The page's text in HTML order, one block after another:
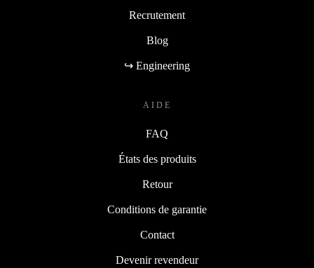
Recrutement
Blog
↪ Engineering
AIDE
FAQ
États des produits
Retour
Conditions de garantie
Contact
Devenir revendeur